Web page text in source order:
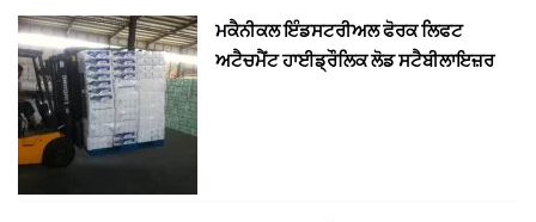
ਮਕੈਨੀਕਲ ਇੰਡਸਟਰੀਅਲ ਫੋਰਕ ਲਿਫਟ
ਅਟੈਚਮੈਂਟ ਹਾਈਡ੍ਰੌਲਿਕ ਲੋਡ ਸਟੈਬੀਲਾਇਜ਼ਰ